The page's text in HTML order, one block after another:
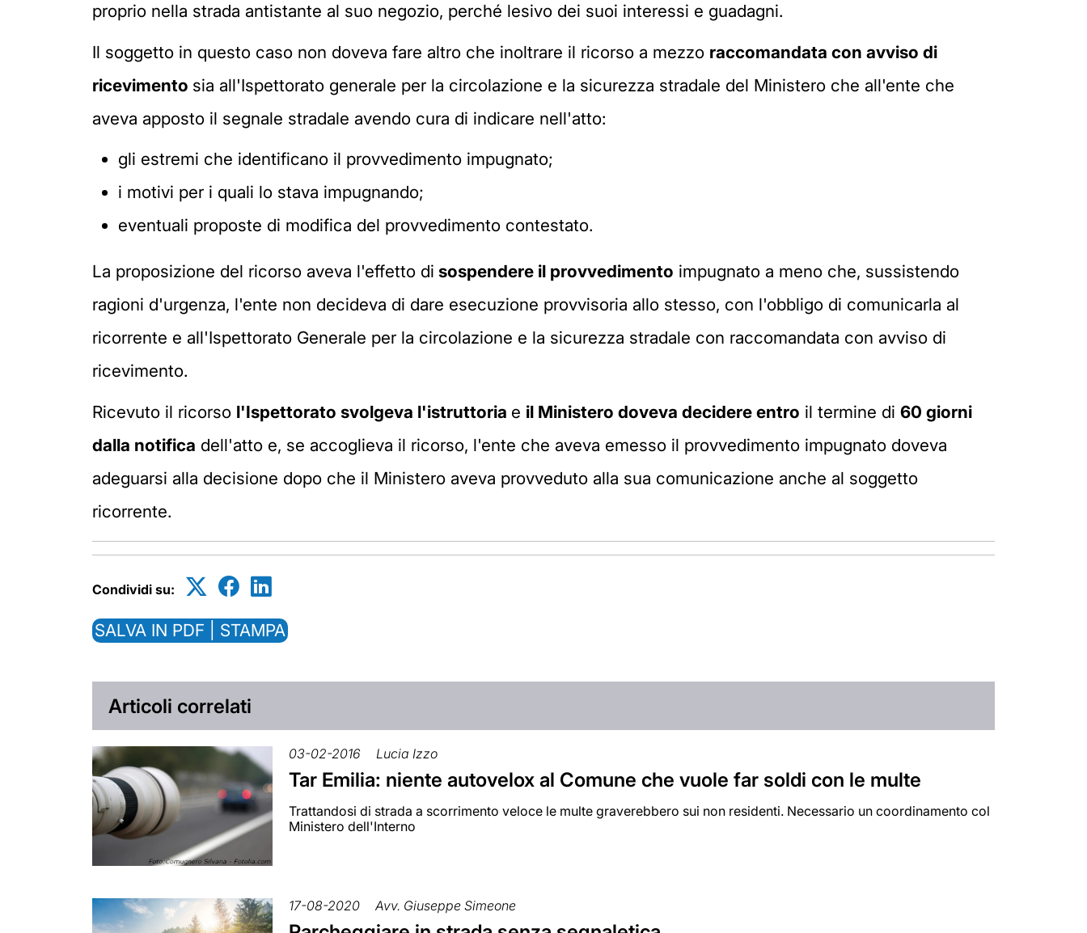
proprio nella strada antistante al suo negozio, perché lesivo dei suoi interessi e guadagni.
Il soggetto in questo caso non doveva fare altro che inoltrare il ricorso a mezzo raccomandata con avviso di
ricevimento sia all'Ispettorato generale per la circolazione e la sicurezza stradale del Ministero che all'ente che
aveva apposto il segnale stradale avendo cura di indicare nell'atto:
gli estremi che identificano il provvedimento impugnato;
i motivi per i quali lo stava impugnando;
eventuali proposte di modifica del provvedimento contestato.
La proposizione del ricorso aveva l'effetto di sospendere il provvedimento impugnato a meno che, sussistendo
ragioni d'urgenza, l'ente non decideva di dare esecuzione provvisoria allo stesso, con l'obbligo di comunicarla al
ricorrente e all'Ispettorato Generale per la circolazione e la sicurezza stradale con raccomandata con avviso di
ricevimento.
Ricevuto il ricorso l'Ispettorato svolgeva l'istruttoria e il Ministero doveva decidere entro il termine di 60 giorni
dalla notifica dell'atto e, se accoglieva il ricorso, l'ente che aveva emesso il provvedimento impugnato doveva
adeguarsi alla decisione dopo che il Ministero aveva provveduto alla sua comunicazione anche al soggetto
ricorrente.
Condividi su:
SALVA IN PDF | STAMPA
Articoli correlati
03-02-2016 Lucia Izzo
Tar Emilia: niente autovelox al Comune che vuole far soldi con le multe
Trattandosi di strada a scorrimento veloce le multe graverebbero sui non residenti. Necessario un coordinamento col
Ministero dell'Interno
17-08-2020 Avv. Giuseppe Simeone